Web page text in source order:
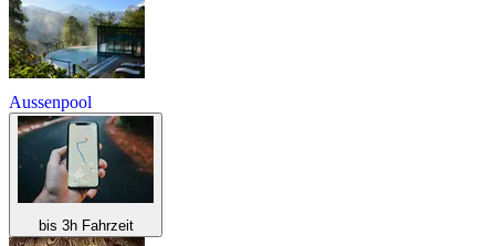
Aussenpool
bis 3h Fahrzeit